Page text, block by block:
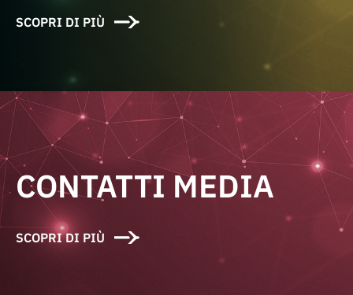
SCOPRI DI PIÙ
CONTATTI MEDIA
SCOPRI DI PIÙ